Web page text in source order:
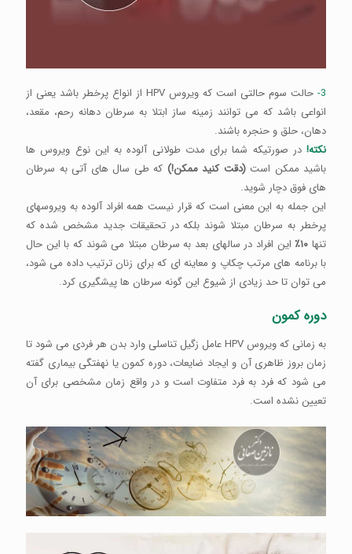
3-
حالت سوم حالتی است که ویروس HPV از انواع پرخطر باشد یعنی از
انواعی باشد که می توانند زمینه ساز ابتلا به سرطان دهانه رحم، مقعد،
دهان، حلق و حنجره باشند.
نکته!در صورتیکه شما برای مدت طولانی آلوده به این نوع ویروس ها
باشید ممکن است(دقت کنید ممکن!) که طی سال های آتی به سرطان
های فوق دچار شوید.
این جمله به این معنی است که قرار نیست همه افراد آلوده به ویروسهای
پرخطر به سرطان مبتلا شوند بلکه در تحقیقات جدید مشخص شده که
تنها ۱۰‎٪ این افراد در سالهای بعد به سرطان مبتلا می شوند که با این حال
با برنامه های مرتب چکاپ و معاینه ای که برای زنان ترتیب داده می شود،
می توان تا حد زیادی از شیوع این گونه سرطان ها پیشگیری کرد.
دوره کمون
به زمانی که ویروس HPV عامل زگیل تناسلی وارد بدن هر فردی می شود تا
زمان بروز ظاهری آن و ایجاد ضایعات، دوره کمون یا نهفتگی بیماری گفته
می شود که فرد به فرد متفاوت است و در واقع زمان مشخصی برای آن
تعیین نشده است.